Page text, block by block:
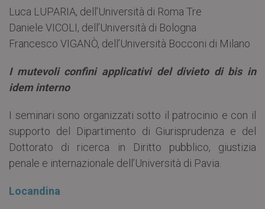
Luca LUPARIA, dell’Università di Roma Tre
Daniele VICOLI, dell’Università di Bologna
Francesco VIGANÒ, dell’Università Bocconi di Milano
I mutevoli confini applicativi del divieto di bis in
idem interno
I seminari sono organizzati sotto il patrocinio e con il
supporto del Dipartimento di Giurisprudenza e del
Dottorato di ricerca in Diritto pubblico, giustizia
penale e internazionale dell’Università di Pavia.
Locandina